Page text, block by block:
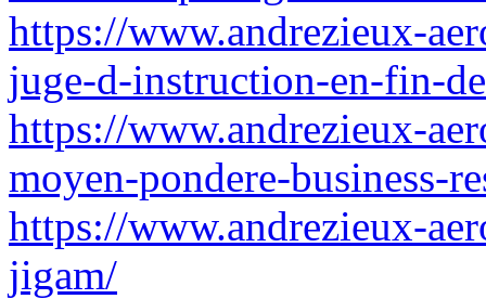
https://www.andrezieux-
juge-d-instruction-en-fin-
https://www.andrezieux-
moyen-pondere-business-
https://www.andrezieux-
jigam/